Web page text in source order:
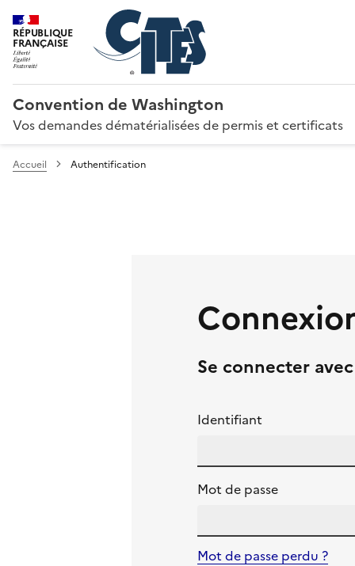
RÉPUBLIQUE
FRANÇAISE
Convention de Washington
Vos demandes dématérialisées de permis et certificats
Accueil Authentification
Se connecter
Identifiant
Mot de passe
Mot de passe perdu ?